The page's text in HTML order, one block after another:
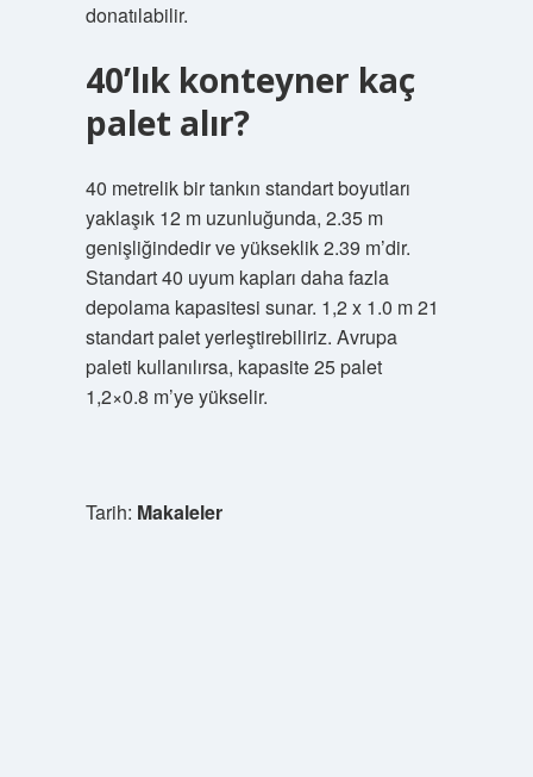
donatılabilir.
40’lık konteyner kaç
palet alır?
40 metrelik bir tankın standart boyutları
yaklaşık 12 m uzunluğunda, 2.35 m
genişliğindedir ve yükseklik 2.39 m’dir.
Standart 40 uyum kapları daha fazla
depolama kapasitesi sunar. 1,2 x 1.0 m 21
standart palet yerleştirebiliriz. Avrupa
paleti kullanılırsa, kapasite 25 palet
1,2×0.8 m’ye yükselir.
Tarih: Makaleler